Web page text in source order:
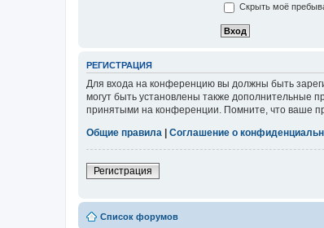
Скрыть моё
РЕГИСТРАЦИЯ
Для входа на конференцию вы должны быть
могут быть установлены также дополнительные
принятыми на конференции. Помните, что ваше
Общие правила
Соглашение о
Регистрация
Список форумов